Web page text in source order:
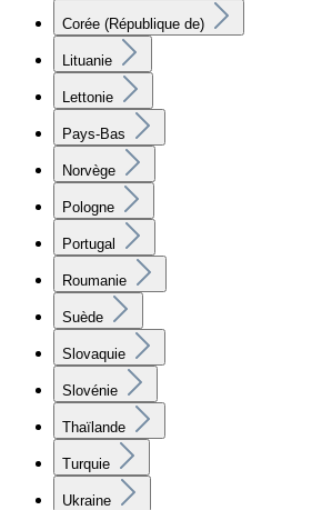
Corée (République de)
Lituanie
Lettonie
Pays-Bas
Norvège
Pologne
Portugal
Roumanie
Suède
Slovaquie
Slovénie
Thaïlande
Turquie
Ukraine